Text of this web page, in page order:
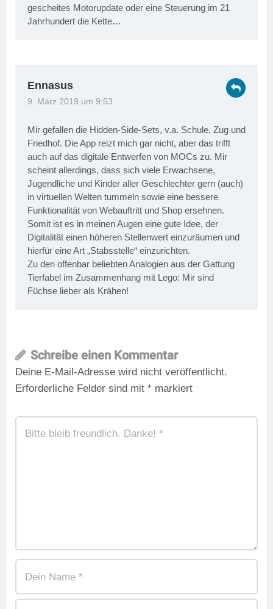
gescheites Motorupdate oder eine Steuerung im 21
Jahrhundert die Kette…
Ennasus
9. März 2019 um 9:53
Mir gefallen die Hidden-Side-Sets, v.a. Schule, Zug und
Friedhof. Die App reizt mich gar nicht, aber das trifft
auch auf das digitale Entwerfen von MOCs zu. Mir
scheint allerdings, dass sich viele Erwachsene,
Jugendliche und Kinder aller Geschlechter gern (auch)
in virtuellen Welten tummeln sowie eine bessere
Funktionalität von Webauftritt und Shop ersehnen.
Somit ist es in meinen Augen eine gute Idee, der
Digitalität einen höheren Stellenwert einzuräumen und
hierfür eine Art „Stabsstelle“ einzurichten.
Zu den offenbar beliebten Analogien aus der Gattung
Tierfabel im Zusammenhang mit Lego: Mir sind
Füchse lieber als Krähen!
Schreibe einen Kommentar
Deine E-Mail-Adresse wird nicht veröffentlicht.
Erforderliche Felder sind mit * markiert